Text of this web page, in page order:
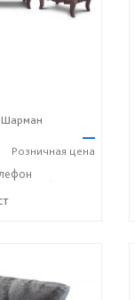
Шарман
—
Розничная цена
+7 (918) 316-91-77